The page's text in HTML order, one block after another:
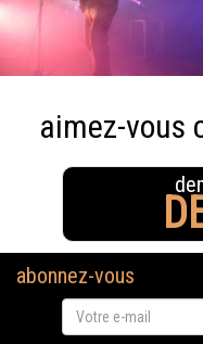
aimez-vous
abonnez-vous